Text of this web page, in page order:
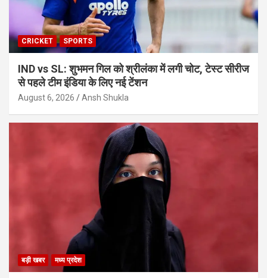
CRICKET SPORTS
IND vs SL: शुभमन गिल को श्रीलंका में लगी चोट, टेस्ट सीरीज
से पहले टीम इंडिया के लिए नई टेंशन
August 6, 2026 Ansh Shukla
बड़ी खबर मध्य प्रदेश